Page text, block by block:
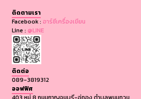
ติดตามเรา
Facebook : อาร์ซีเครื่องเขียน
Line : @LINE
ติดต่อ
089-3819312
ออฟฟิศ